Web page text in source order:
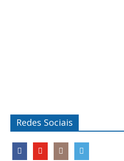
Redes Sociais